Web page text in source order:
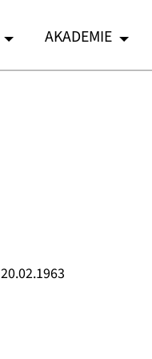
AKADEMIE